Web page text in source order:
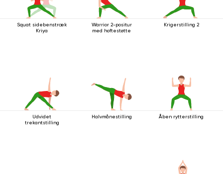
Squat sidebenstræk
Kriya
Warrior 2-positur
med hoftestøtte
Krigerstilling 2
Udvidet
trekantstilling
Halvmånestilling Åben rytterstilling